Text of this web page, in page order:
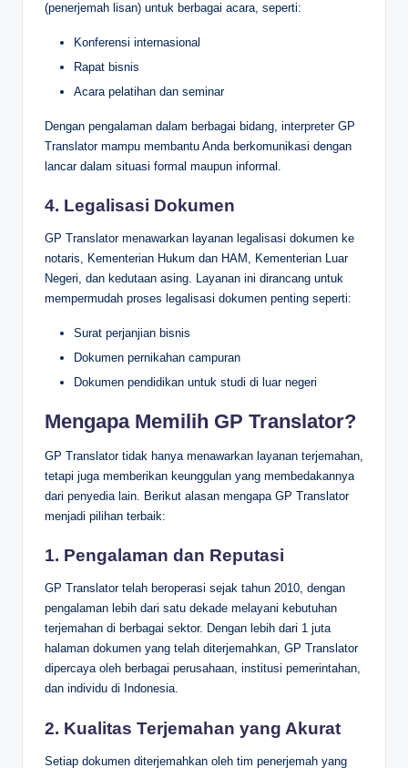
(penerjemah lisan) untuk berbagai acara, seperti:
Konferensi internasional
Rapat bisnis
Acara pelatihan dan seminar
Dengan pengalaman dalam berbagai bidang, interpreter GP
Translator mampu membantu Anda berkomunikasi dengan
lancar dalam situasi formal maupun informal.
4. Legalisasi Dokumen
GP Translator menawarkan layanan legalisasi dokumen ke
notaris, Kementerian Hukum dan HAM, Kementerian Luar
Negeri, dan kedutaan asing. Layanan ini dirancang untuk
mempermudah proses legalisasi dokumen penting seperti:
Surat perjanjian bisnis
Dokumen pernikahan campuran
Dokumen pendidikan untuk studi di luar negeri
Mengapa Memilih GP Translator?
GP Translator tidak hanya menawarkan layanan terjemahan,
tetapi juga memberikan keunggulan yang membedakannya
dari penyedia lain. Berikut alasan mengapa GP Translator
menjadi pilihan terbaik:
1. Pengalaman dan Reputasi
GP Translator telah beroperasi sejak tahun 2010, dengan
pengalaman lebih dari satu dekade melayani kebutuhan
terjemahan di berbagai sektor. Dengan lebih dari 1 juta
halaman dokumen yang telah diterjemahkan, GP Translator
dipercaya oleh berbagai perusahaan, institusi pemerintahan,
dan individu di Indonesia.
2. Kualitas Terjemahan yang Akurat
Setiap dokumen diterjemahkan oleh tim penerjemah yang